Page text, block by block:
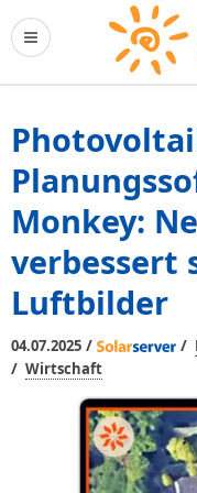
Monkey:
verbessert
Luftbilder
04.07.2025 / /
/ Wirtschaft